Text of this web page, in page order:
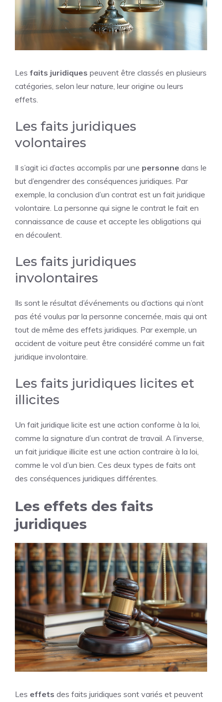
Les faits juridiques peuvent être classés en plusieurs
catégories, selon leur nature, leur origine ou leurs
effets.
Les faits juridiques
volontaires
Il s’agit ici d’actes accomplis par une personne dans le
but d’engendrer des conséquences juridiques. Par
exemple, la conclusion d’un contrat est un fait juridique
volontaire. La personne qui signe le contrat le fait en
connaissance de cause et accepte les obligations qui
en découlent.
Les faits juridiques
involontaires
Ils sont le résultat d’événements ou d’actions qui n’ont
pas été voulus par la personne concernée, mais qui ont
tout de même des effets juridiques. Par exemple, un
accident de voiture peut être considéré comme un fait
juridique involontaire.
Les faits juridiques licites et
illicites
Un fait juridique licite est une action conforme à la loi,
comme la signature d’un contrat de travail. A l’inverse,
un fait juridique illicite est une action contraire à la loi,
comme le vol d’un bien. Ces deux types de faits ont
des conséquences juridiques différentes.
Les effets des faits
juridiques
Les effets des faits juridiques sont variés et peuvent